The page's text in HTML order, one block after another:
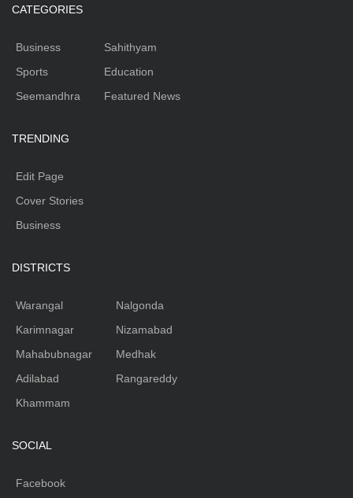
CATEGORIES
Business
Sports
Seemandhra
Sahithyam
Education
Featured News
TRENDING
Edit Page
Cover Stories
Business
DISTRICTS
Warangal
Karimnagar
Mahabubnagar
Adilabad
Khammam
Nalgonda
Nizamabad
Medhak
Rangareddy
SOCIAL
Facebook